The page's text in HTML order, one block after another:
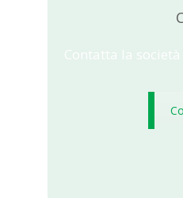
Contatta la